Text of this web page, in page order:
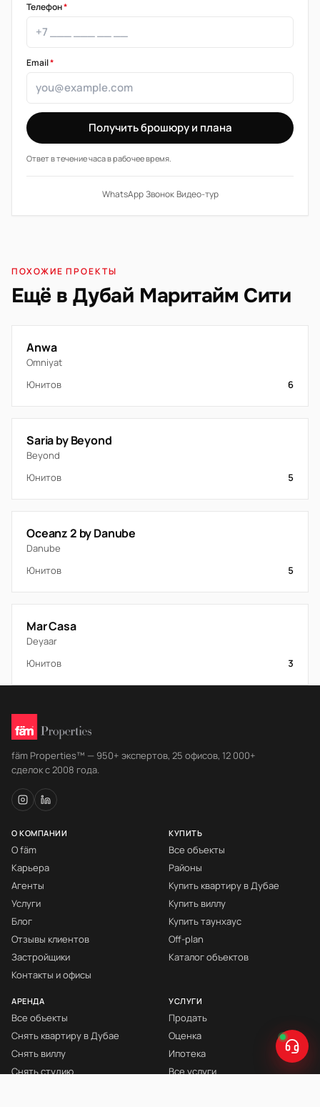
Телефон*
Email*
Получить брошюру и плана
Ответ в течение часа в рабочее время.
WhatsApp·Звонок·Видео-тур
ПОХОЖИЕ ПРОЕКТЫ
Ещё в Дубай Маритайм Сити
Anwa
Omniyat
Юнитов
6
Saria by Beyond
Beyond
Юнитов
5
Oceanz 2 by Danube
Danube
Юнитов
5
Mar Casa
Deyaar
Юнитов
3
fäm Properties™ — 950+ экспертов, 25 офисов, 12 000+
сделок с 2008 года.
О КОМПАНИИ
О fäm
Карьера
Агенты
Услуги
Блог
Отзывы клиентов
Застройщики
Контакты и офисы
КУПИТЬ
Все объекты
Районы
Купить квартиру в Дубае
Купить виллу
Купить таунхаус
Off-plan
Каталог объектов
АРЕНДА
Все объекты
Снять квартиру в Дубае
Снять виллу
Снять студию
УСЛУГИ
Продать
Оценка
Ипотека
Все услуги